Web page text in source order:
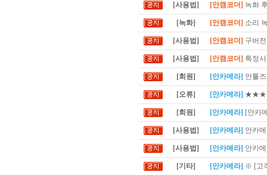
[사용법] [안캠코더] 녹화
[녹화] [안캠코더] 소리
[사용법] [안캠코더] 구버
[사용법] [안캠코더] 특정
[회원] [안카메라] 안툴
[오류] [안카메라] ★★★
[회원] [안카메라] [안카
[사용법] [안카메라] 안카
[사용법] [안카메라] 안카
[기타] [안카메라] ※ [고